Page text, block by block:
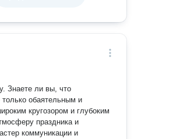
обаятельным и
кругозором и глубоким
коммуникации и